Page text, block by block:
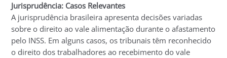
Jurisprudência: Casos Relevantes
A jurisprudência brasileira apresenta decisões variadas
sobre o direito ao vale alimentação durante o afastamento
pelo INSS. Em alguns casos, os tribunais têm reconhecido
o direito dos trabalhadores ao recebimento do vale